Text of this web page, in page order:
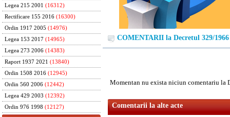
Legea 215 2001 (16312)
Rectificare 155 2016 (16300)
Ordin 1917 2005 (14976)
Legea 153 2017 (14965)
Legea 273 2006 (14383)
Raport 1937 2021 (13840)
Ordin 1508 2016 (12945)
Ordin 560 2006 (12442)
Legea 429 2003 (12392)
Ordin 976 1998 (12127)
COMENTARII la Decretul 329/1966
Momentan nu exista niciun comentariu la
Comentarii la alte acte